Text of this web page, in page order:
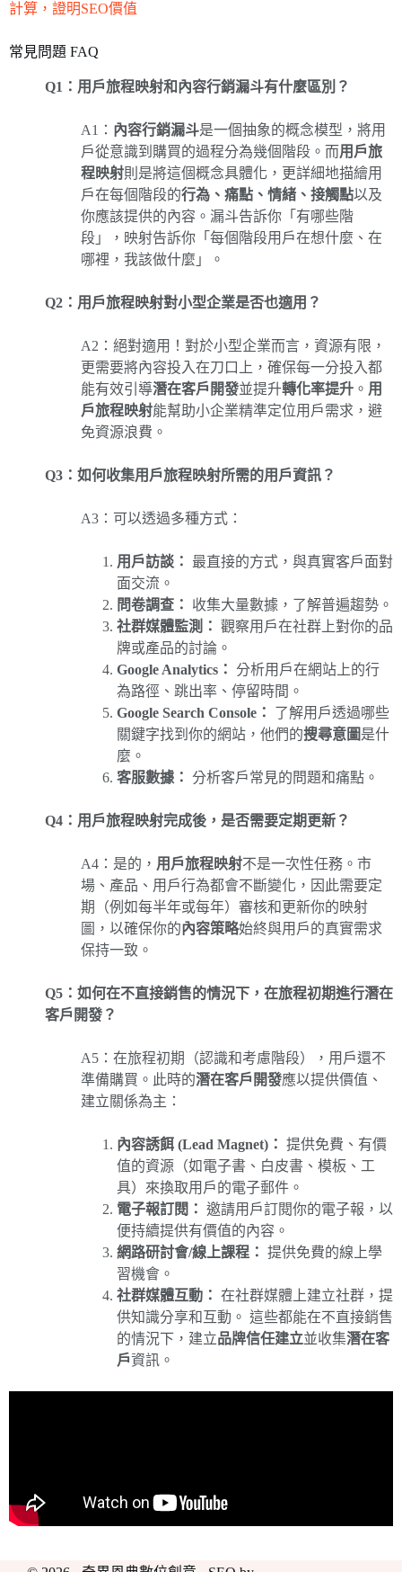
計算，證明SEO價值
常見問題 FAQ
Q1：用戶旅程映射和內容行銷漏斗有什麼區別？
A1： 內容行銷漏斗是一個抽象的概念模型，將用
戶從意識到購買的過程分為幾個階段。而用戶旅
程映射則是將這個概念具體化，更詳細地描繪用
戶在每個階段的行為、痛點、情緒、接觸點以及
你應該提供的內容。漏斗告訴你「有哪些階
段」，映射告訴你「每個階段用戶在想什麼、在
哪裡，我該做什麼」。
Q2：用戶旅程映射對小型企業是否也適用？
A2：絕對適用！對於小型企業而言，資源有限，
更需要將內容投入在刀口上，確保每一分投入都
能有效引導潛在客戶開發並提升轉化率提升 。 用
戶旅程映射能幫助小企業精準定位用戶需求，避
免資源浪費。
Q3：如何收集用戶旅程映射所需的用戶資訊？
A3：可以透過多種方式：
用戶訪談：
最直接的方式，與真實客戶面對
面交流。
問卷調查：
收集大量數據，了解普遍趨勢。
社群媒體監測： 觀察用戶在社群上對你的品
牌或產品的討論。
Google Analytics： 分析用戶在網站上的行
為路徑、跳出率、停留時間。
Google Search Console：
了解用戶透過哪些
關鍵字找到你的網站，他們的搜尋意圖是什
麼。
客服數據： 分析客戶常見的問題和痛點。
Q4：用戶旅程映射完成後，是否需要定期更新？
A4：是的， 用戶旅程映射不是一次性任務。市
場、產品、用戶行為都會不斷變化，因此需要定
期（例如每半年或每年）審核和更新你的映射
圖，以確保你的內容策略始終與用戶的真實需求
保持一致。
Q5：如何在不直接銷售的情況下，在旅程初期進行潛在
客戶開發？
A5：在旅程初期（認識和考慮階段），用戶還不
準備購買。此時的潛在客戶開發應以提供價值、
建立關係為主：
內容誘餌 (Lead Magnet)： 提供免費、有價
值的資源（如電子書、白皮書、模板、工
具）來換取用戶的電子郵件。
電子報訂閱： 邀請用戶訂閱你的電子報，以
便持續提供有價值的內容。
網路研討會/線上課程： 提供免費的線上學
習機會。
社群媒體互動： 在社群媒體上建立社群，提
供知識分享和互動。 這些都能在不直接銷售
的情況下，建立品牌信任建立並收集潛在客
戶資訊。